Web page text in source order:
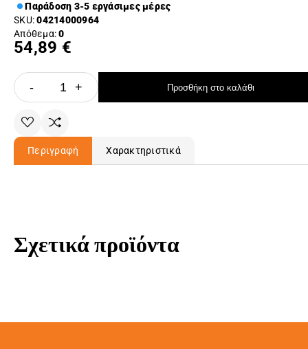
Παράδοση 3-5 εργάσιμες μέρες
SKU:04214000964
Απόθεμα:0
54,89 €
- + Προσθήκη στο καλάθι
Περιγραφή Χαρακτηριστικά
Σχετικά προϊόντα